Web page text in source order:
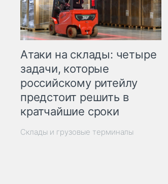
Атаки на склады: четыре
задачи, которые
российскому ритейлу
предстоит решить в
кратчайшие сроки
Склады и грузовые терминалы